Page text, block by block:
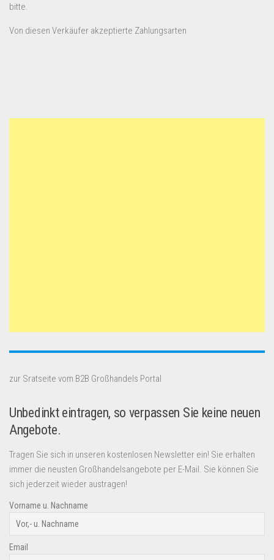
bitte.
Von diesen Verkäufer akzeptierte Zahlungsarten
zur Sratseite vom B2B Großhandels Portal
Unbedinkt eintragen, so verpassen Sie keine neuen
Angebote.
Tragen Sie sich in unseren kostenlosen Newsletter ein! Sie erhalten
immer die neusten Großhandelsangebote per E-Mail. Sie können Sie
sich jederzeit wieder austragen!
Vorname u. Nachname
Email